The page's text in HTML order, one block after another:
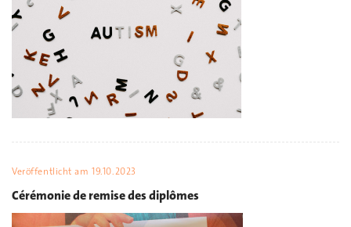
Veröffentlicht am19.10.2023
Cérémonie de remise des diplômes